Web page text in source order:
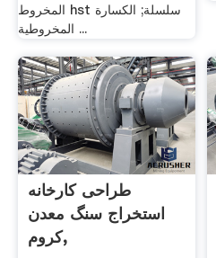
المخروط hst سلسلة; الكسارة
المخروطية ...
طراحی کارخانه
استخراج سنگ معدن
کروم,